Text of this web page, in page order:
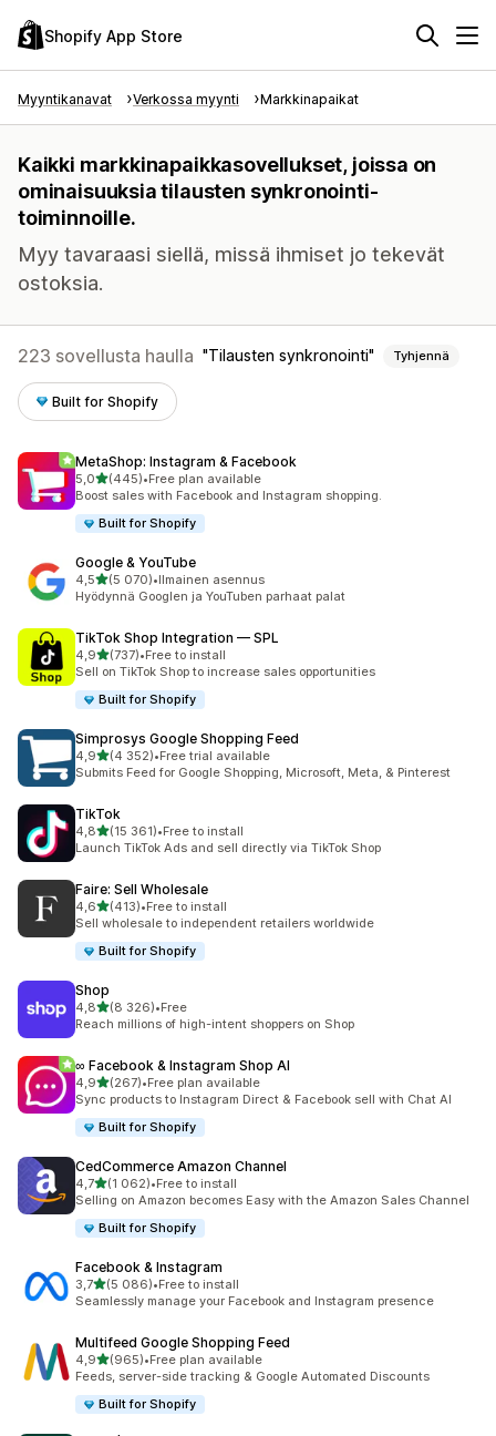
Shopify App Store
Myyntikanavat Verkossa myynti Markkinapaikat
Kaikki markkinapaikkasovellukset, joissa on
ominaisuuksia tilausten synkronointi-
toiminnoille.
Myy tavaraasi siellä, missä ihmiset jo tekevät
ostoksia.
223 sovellusta haulla Tilausten synkronointi Tyhjennä
Built for Shopify
MetaShop: Instagram & Facebook
5,0/ 5 tähteä
(445)
445 arvostelua yhteensä
•Free plan available
Boost sales with Facebook and Instagram shopping.
Built for Shopify
Google & YouTube
4,5/ 5 tähteä
(5 070)
5070 arvostelua yhteensä
•Ilmainen asennus
Hyödynnä Googlen ja YouTuben parhaat palat
TikTok Shop Integration — SPL
4,9/ 5 tähteä
(737)
737 arvostelua yhteensä
•Free to install
Sell on TikTok Shop to increase sales opportunities
Built for Shopify
Simprosys Google Shopping Feed
4,9/ 5 tähteä
(4 352)
4352 arvostelua yhteensä
•Free trial available
Submits Feed for Google Shopping, Microsoft, Meta, & Pinterest
TikTok
4,8/ 5 tähteä
(15 361)
15361 arvostelua yhteensä
•Free to install
Launch TikTok Ads and sell directly via TikTok Shop
Faire: Sell Wholesale
4,6/ 5 tähteä
(413)
413 arvostelua yhteensä
•Free to install
Sell wholesale to independent retailers worldwide
Built for Shopify
Shop
4,8/ 5 tähteä
(8 326)
8326 arvostelua yhteensä
•Free
Reach millions of high-intent shoppers on Shop
∞ Facebook & Instagram Shop AI
4,9/ 5 tähteä
(267)
267 arvostelua yhteensä
•Free plan available
Sync products to Instagram Direct & Facebook sell with Chat AI
Built for Shopify
CedCommerce Amazon Channel
4,7/ 5 tähteä
(1 062)
1062 arvostelua yhteensä
•Free to install
Selling on Amazon becomes Easy with the Amazon Sales Channel
Built for Shopify
Facebook & Instagram
3,7/ 5 tähteä
(5 086)
5086 arvostelua yhteensä
•Free to install
Seamlessly manage your Facebook and Instagram presence
Multifeed Google Shopping Feed
4,9/ 5 tähteä
(965)
965 arvostelua yhteensä
•Free plan available
Feeds, server-side tracking & Google Automated Discounts
Built for Shopify